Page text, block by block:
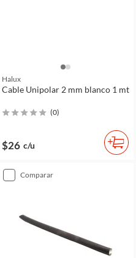
Halux
Cable Unipolar 2 mm blanco 1 mt
(0)
$26 c/u
comparar